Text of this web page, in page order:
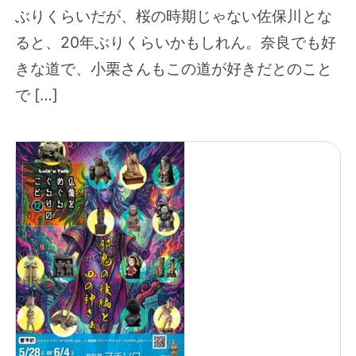
ぶりくらいだが、桜の時期じゃない佐保川とな
ると、20年ぶりくらいかもしれん。奈良でも好
きな道で、小栗さんもこの道が好きだとのこと
で […]